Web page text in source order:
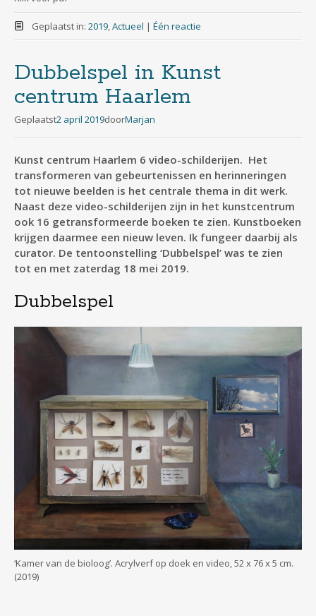
Geplaatst in: 2019,Actueel | Één reactie
Dubbelspel in Kunst
centrum Haarlem
Geplaatst2 april 2019doorMarjan
Kunst centrum Haarlem 6 video-schilderijen. Het
transformeren van gebeurtenissen en herinneringen
tot nieuwe beelden is het centrale thema in dit werk.
Naast deze video-schilderijen zijn in het kunstcentrum
ook 16 getransformeerde boeken te zien. Kunstboeken
krijgen daarmee een nieuw leven. Ik fungeer daarbij als
curator. De tentoonstelling ‘Dubbelspel’ was te zien
tot en met zaterdag 18 mei 2019.
Dubbelspel
‘Kamer van de bioloog’. Acrylverf op doek en video, 52 x 76 x 5 cm.
(2019)